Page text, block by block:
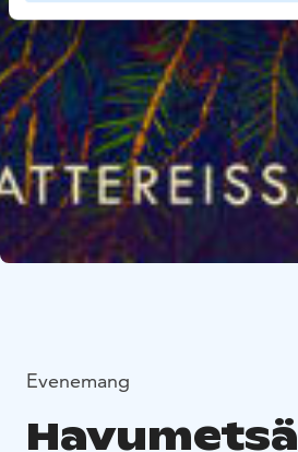
Evenemang